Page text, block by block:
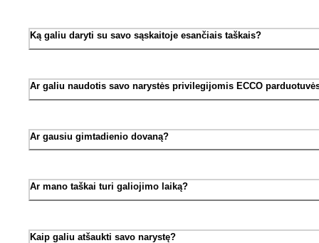
Ką galiu daryti su savo sąskaitoje esančiais taškais?
Ar galiu naudotis savo narystės privilegijomis ECCO
Ar gausiu gimtadienio dovaną?
Ar mano taškai turi galiojimo laiką?
Kaip galiu atšaukti savo narystę?